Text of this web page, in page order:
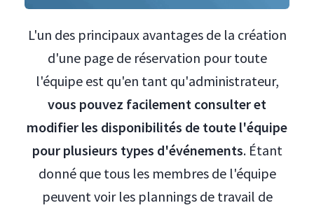
L'un des principaux avantages de la création
d'une page de réservation pour toute
l'équipe est qu'en tant qu'administrateur,
vous pouvez facilement consulter et
modifier les disponibilités de toute l'équipe
pour plusieurs types d'événements. Étant
donné que tous les membres de l'équipe
peuvent voir les plannings de travail de